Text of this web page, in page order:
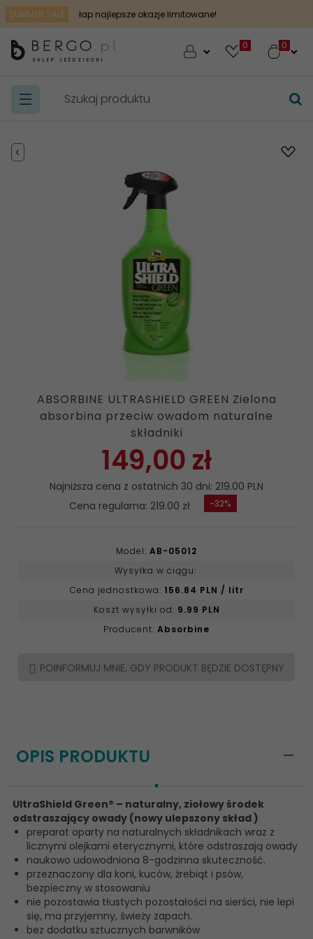
SUMMER SALE łap najlepsze okazje limitowane!
SKLEP JEŹDZIECKI
0
ABSORBINE ULTRASHIELD GREEN Zielona
absorbina przeciw owadom naturalne
składniki
-32%
149,00 zł
Najniższa cena z ostatnich 30 dni: 219.00 PLN
Cena regularna: 219.00 zł
Model: AB-05012
Wysyłka w ciągu:
Cena jednostkowa: 156.84 PLN / litr
Koszt wysyłki od: 9.99 PLN
Producent: Absorbine
POINFORMUJ MNIE, GDY PRODUKT BĘDZIE DOSTĘPNY
OPIS PRODUKTU
UltraShield Green® – naturalny, ziołowy środek
odstraszający owady (nowy ulepszony skład )
preparat oparty na naturalnych składnikach wraz z
licznymi olejkami eterycznymi, które odstraszają owady
naukowo udowodniona 8-godzinna skuteczność.
przeznaczony dla koni, kuców, źrebiąt i psów,
bezpieczny w stosowaniu
nie pozostawia tłustych pozostałości na sierści, nie lepi
się, ma przyjemny, świeży zapach.
bez dodatku sztucznych barwników